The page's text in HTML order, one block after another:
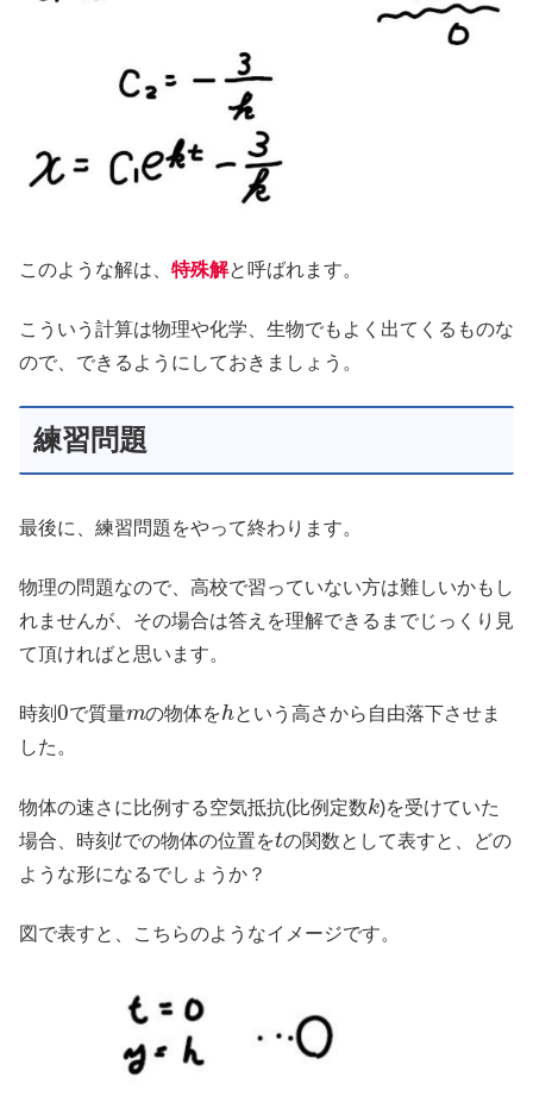
このような解は、 特殊解と呼ばれます。
こういう計算は物理や化学、生物でもよく出てくるものな
ので、できるようにしておきましょう。
練習問題
最後に、練習問題をやって終わります。
物理の問題なので、高校で習っていない方は難しいかもし
れませんが、その場合は答えを理解できるまでじっくり見
て頂ければと思います。
時刻
0
で質量 の物体を
h
という高さから自由落下させま
した。
物体の速さに比例する空気抵抗(比例定数
k
)を受けていた
場合、時刻
t
での物体の位置を
t
の関数として表すと、どの
ような形になるでしょうか？
図で表すと、こちらのようなイメージです。